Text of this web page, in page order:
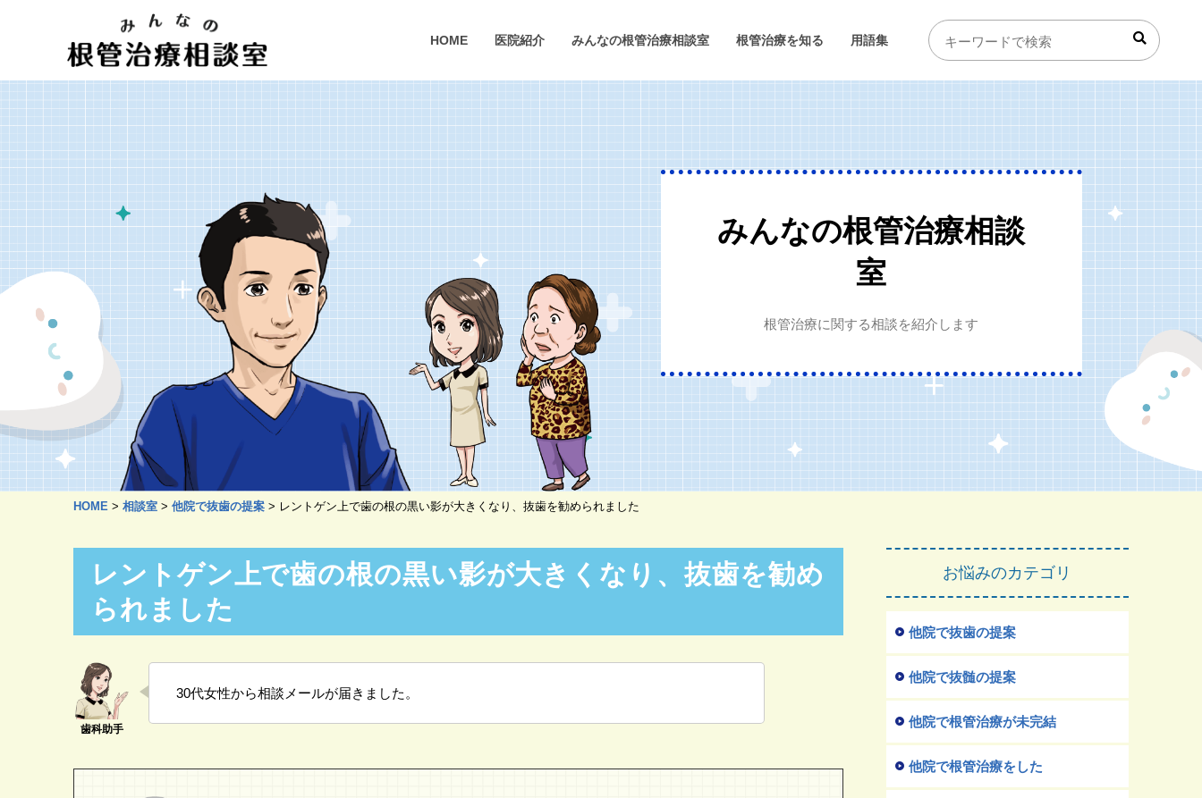
HOME 医院紹介 みんなの根管治療相談室 根管治療を知る 用語集
みんなの根管治療相談
室
根管治療に関する相談を紹介します
HOME > 相談室 > 他院で抜歯の提案 > レントゲン上で歯の根の黒い影が大きくなり、抜歯を勧められました
レントゲン上で歯の根の黒い影が大きくなり、抜歯を勧め
られました
30代女性から相談メールが届きました。
お悩みのカテゴリ
他院で抜歯の提案
他院で抜髄の提案
他院で根管治療が未完結
他院で根管治療をした